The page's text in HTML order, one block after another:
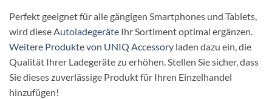
Perfekt geeignet für alle gängigen Smartphones und Tablets,
wird dieseAutoladegeräte Ihr Sortiment optimal ergänzen.
Weitere Produkte von UNIQ Accessory laden dazu ein, die
Qualität Ihrer Ladegeräte zu erhöhen. Stellen Sie sicher, dass
Sie dieses zuverlässige Produkt für Ihren Einzelhandel
hinzufügen!